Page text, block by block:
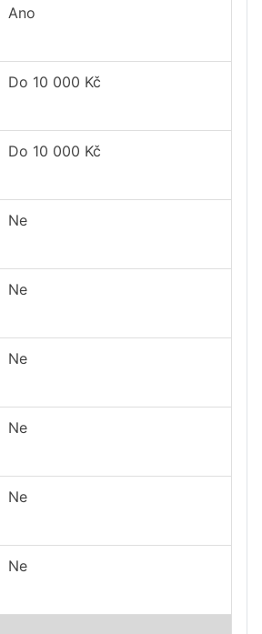
Ano
Do 10 000 Kč
Do 10 000 Kč
Ne
Ne
Ne
Ne
Ne
Ne